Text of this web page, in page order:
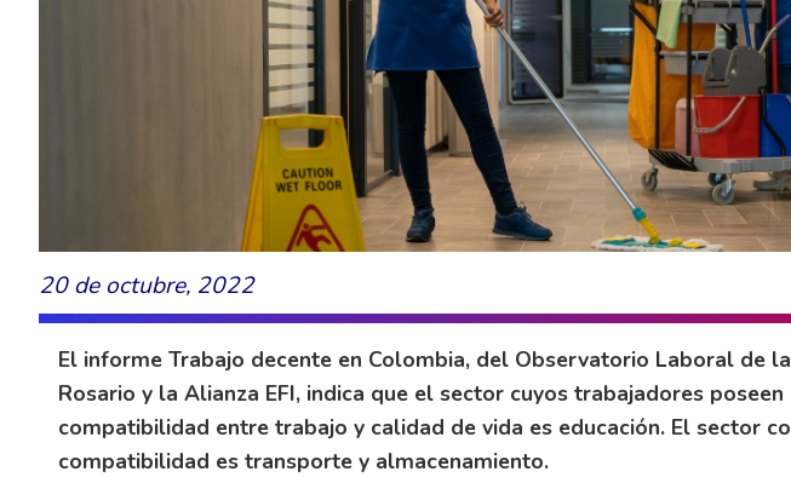
20 de octubre, 2022
El informe Trabajo decente en Colombia, del Observatorio Laboral de
Rosario y la Alianza EFI, indica que el sector cuyos trabajadores
compatibilidad entre trabajo y calidad de vida es educación. El sector
compatibilidad es transporte y almacenamiento.